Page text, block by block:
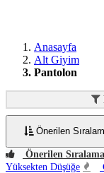
Anasayfa
Alt Giyim
Pantolon
Önerilen
Önerilen Sıralama
Yüksekten Düşüğe